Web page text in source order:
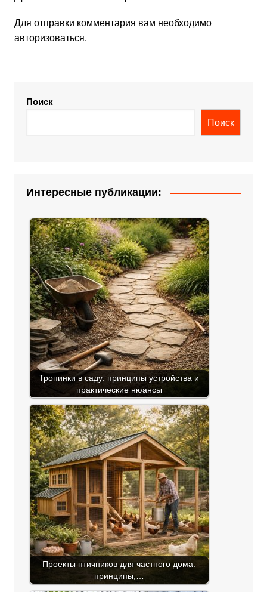
Для отправки комментария вам необходимо
авторизоваться.
Поиск
Поиск
Интересные публикации:
Тропинки в саду: принципы устройства и
практические нюансы
Проекты птичников для частного дома:
принципы,…